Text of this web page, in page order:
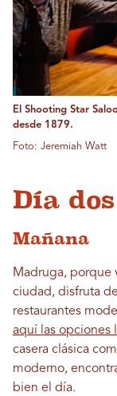
El Shooting Star
desde 1879.
Foto: Jeremiah Watt
Día dos
Mañana
Madruga, porque
ciudad, disfruta
restaurantes
aquí las opciones
casera clásica
moderno,
bien el día.